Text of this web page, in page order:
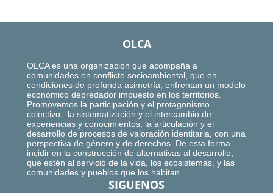
OLCA
OLCA es una organización que acompaña a
comunidades en conflicto socioambiental, que en
condiciones de profunda asimetría, enfrentan un modelo
económico depredador impuesto en los territorios.
Promovemos la participación y el protagonismo
colectivo, la sistematización y el intercambio de
experiencias y conocimientos, la articulación y el
desarrollo de procesos de valoración identitaria, con una
perspectiva de género y de derechos. De esta forma
incidir en la construcción de alternativas al desarrollo,
que estén al servicio de la vida, los ecosistemas, y las
comunidades y pueblos que los habitan.
SIGUENOS